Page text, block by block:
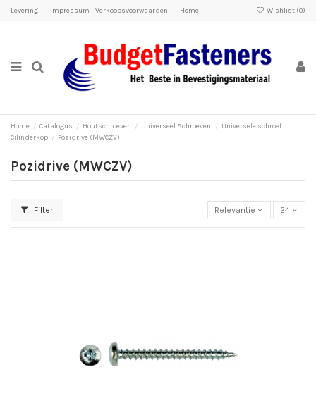
Levering Impressum - Verkoopsvoorwaarden Home Wishlist (0)
Home Catalogus Houtschroeven Universeel Schroeven
Universele schroef
Cilinderkop
Pozidrive (MWCZV)
Pozidrive (MWCZV)
Filter Relevantie 24